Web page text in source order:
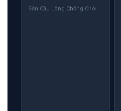
Sân Cầu Lông Chống Chói